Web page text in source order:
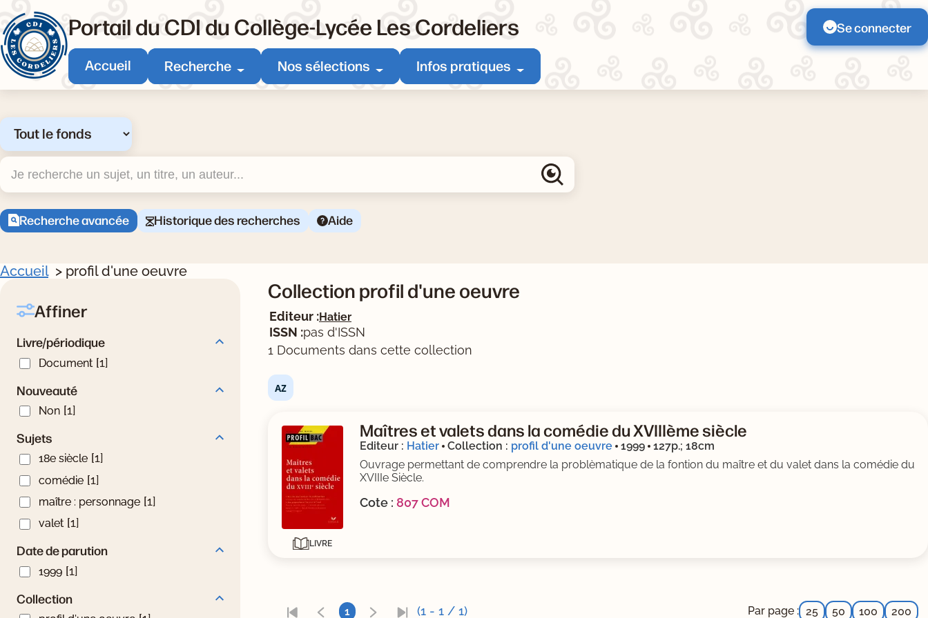
Portail du CDI du Collège-Lycée Les Cordeliers Se connecter
Accueil Recherche Nos sélections Infos pratiques
Sélectionner un type de recherche
Recherche
Recherche avancée Historique des recherches Aide
Accueil profil d'une oeuvre
Affiner
Livre/périodique
Document
Document [1]
Nouveauté
Non Non [1]
Sujets
18e siècle
18e siècle [1]
comédiecomédie [1]
maître : personnage
maître : personnage [1]
valetvalet [1]
Date de parution
19991999 [1]
Collection
Collection profil d'une oeuvre
Editeur :Hatier
ISSN :pas d'ISSN
1 Documents dans cette collection
Tris disponibles (Ouverture d'une modale)
LIVRE
Maîtres et valets dans la comédie du XVIIIème siècle
Editeur : Hatier Collection : profil d'une oeuvre 1999
127p.; 18cm
Ouvrage permettant de comprendre la problèmatique de la fontion du maître et du valet dans la comédie du
XVIIIe Siècle.
Cote : 807 COM
1 (1 - 1 / 1) Par page : 25 50 100 200